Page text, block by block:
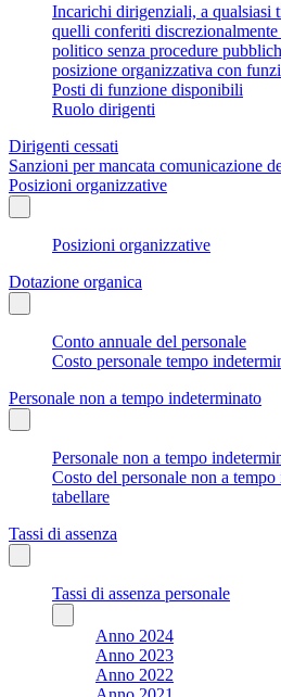
Incarichi dirigenziali, a
quelli conferiti
politico senza procedure
posizione organizzativa con
Posti di funzione disponibili
Ruolo dirigenti
Dirigenti cessati
Sanzioni per mancata comunicazione
Posizioni organizzative
Posizioni organizzative
Dotazione organica
Conto annuale del personale
Costo personale tempo
Personale non a tempo indeterminato
Personale non a tempo
Costo del personale non a
tabellare
Tassi di assenza
Tassi di assenza personale
Anno 2024
Anno 2023
Anno 2022